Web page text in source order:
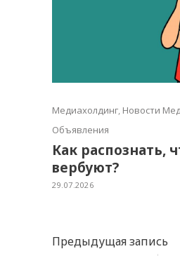
Медиахолдинг, Новости
Объявления
Как распознать,
вербуют?
29.07.2026
Предыдущая запись